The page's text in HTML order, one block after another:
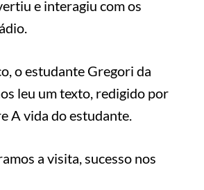
e interagiu com os
o estudante Gregori da
leu um texto, redigido por
A vida do estudante.
a visita, sucesso nos